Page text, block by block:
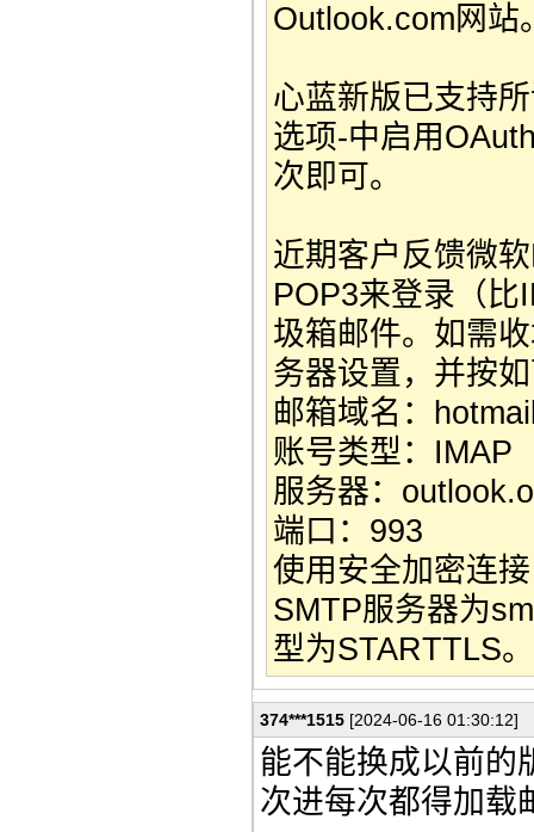
Outlook.com网站
心蓝新版已支持
选项-中启用
次即可。
近期客户反馈微
POP3来登录（比
圾箱邮件。如需
务器设置，并按
邮箱域名：
账号类型：IMAP
服务器：
端口：993
使用安全加密连
SMTP服务器为
型为STARTTLS。
374***1515 [2024-06-16 01:30:12]
能不能换成以前的
次进每次都得加载